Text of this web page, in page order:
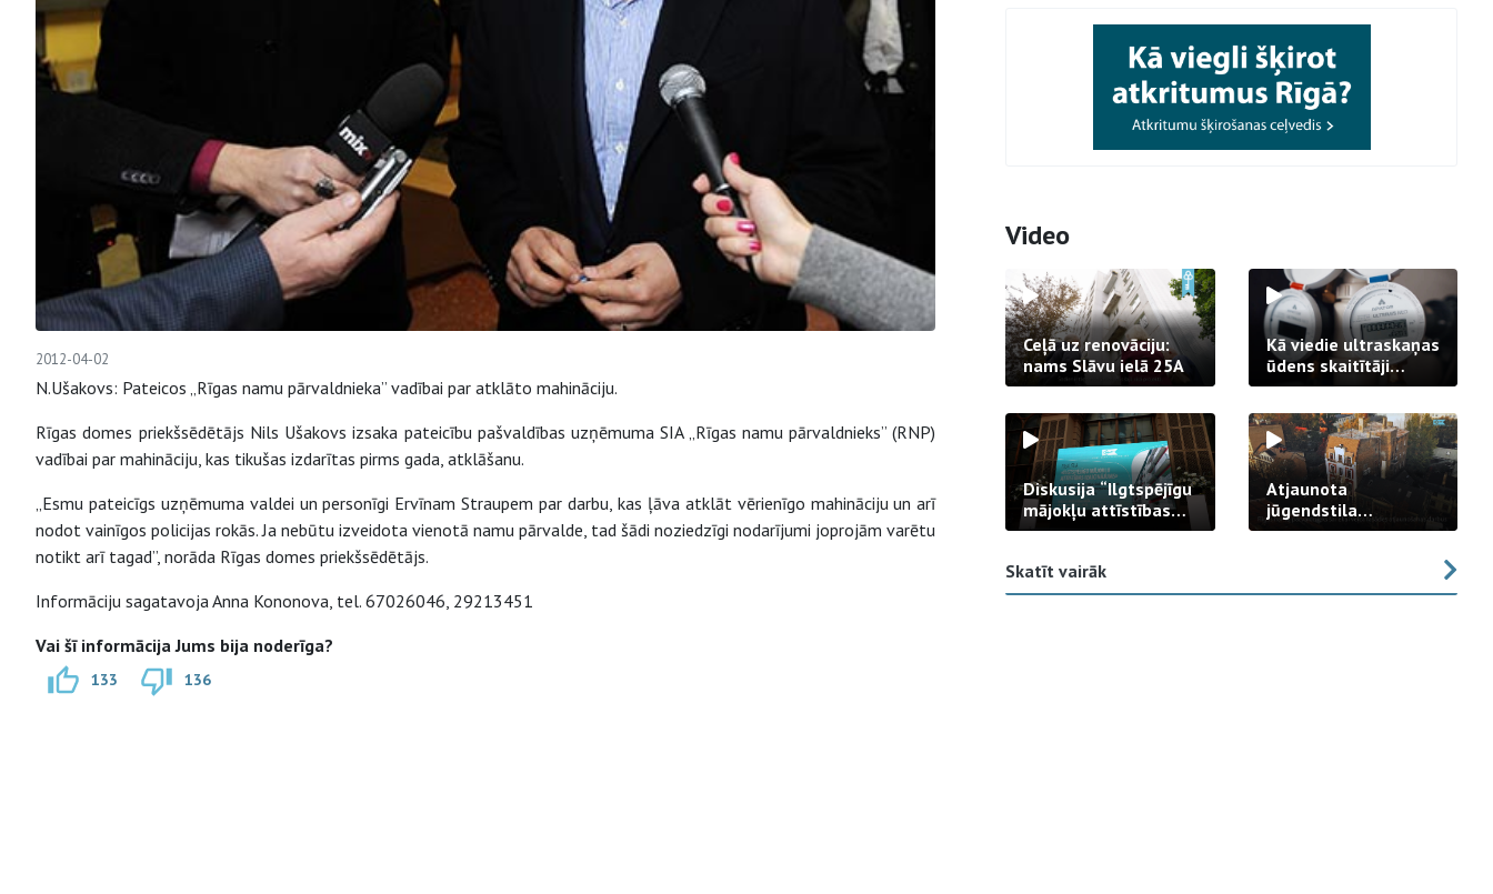
2012-04-02
N.Ušakovs: Pateicos „Rīgas namu pārvaldnieka” vadībai par atklāto mahināciju.
Rīgas domes priekšsēdētājs Nils Ušakovs izsaka pateicību pašvaldības uzņēmuma SIA „Rīgas namu pārvaldnieks” (RNP)
vadībai par mahināciju, kas tikušas izdarītas pirms gada, atklāšanu.
„Esmu pateicīgs uzņēmuma valdei un personīgi Ervīnam Straupem par darbu, kas ļāva atklāt vērienīgo mahināciju un arī
nodot vainīgos policijas rokās. Ja nebūtu izveidota vienotā namu pārvalde, tad šādi noziedzīgi nodarījumi joprojām varētu
notikt arī tagad”, norāda Rīgas domes priekšsēdētājs.
Informāciju sagatavoja Anna Kononova, tel. 67026046, 29213451
Vai šī informācija Jums bija noderīga?
133 136
Video
Ceļā uz renovāciju:
nams Slāvu ielā 25A
Kā viedie ultraskaņas
ūdens skaitītāji
strādā praksē
Diskusija “Ilgtspējīgu
mājokļu attīstības
izaicinājums”
Atjaunota
jūgendstila
arhitektūras pērles
Skatīt vairāk